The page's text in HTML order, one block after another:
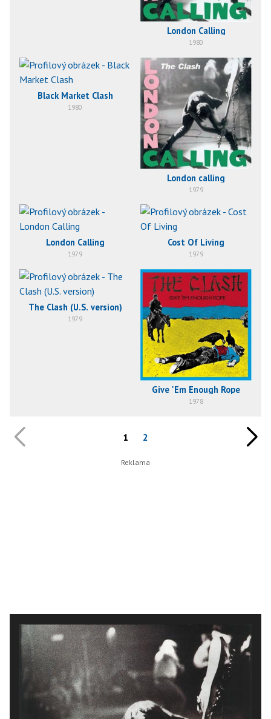
London Calling
1980
Black Market Clash
1980
London calling
1979
London Calling
1979
Cost Of Living
1979
The Clash (U.S. version)
1979
Give 'Em Enough Rope
1978
1 2